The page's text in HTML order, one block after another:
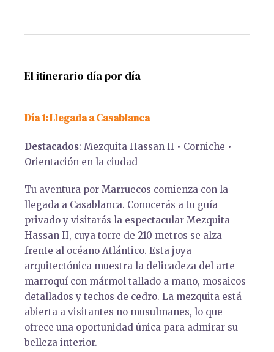
El itinerario día por día
Día 1: Llegada a Casablanca
Destacados: Mezquita Hassan II • Corniche •
Orientación en la ciudad
Tu aventura por Marruecos comienza con la
llegada a Casablanca. Conocerás a tu guía
privado y visitarás la espectacular Mezquita
Hassan II, cuya torre de 210 metros se alza
frente al océano Atlántico. Esta joya
arquitectónica muestra la delicadeza del arte
marroquí con mármol tallado a mano, mosaicos
detallados y techos de cedro. La mezquita está
abierta a visitantes no musulmanes, lo que
ofrece una oportunidad única para admirar su
belleza interior.